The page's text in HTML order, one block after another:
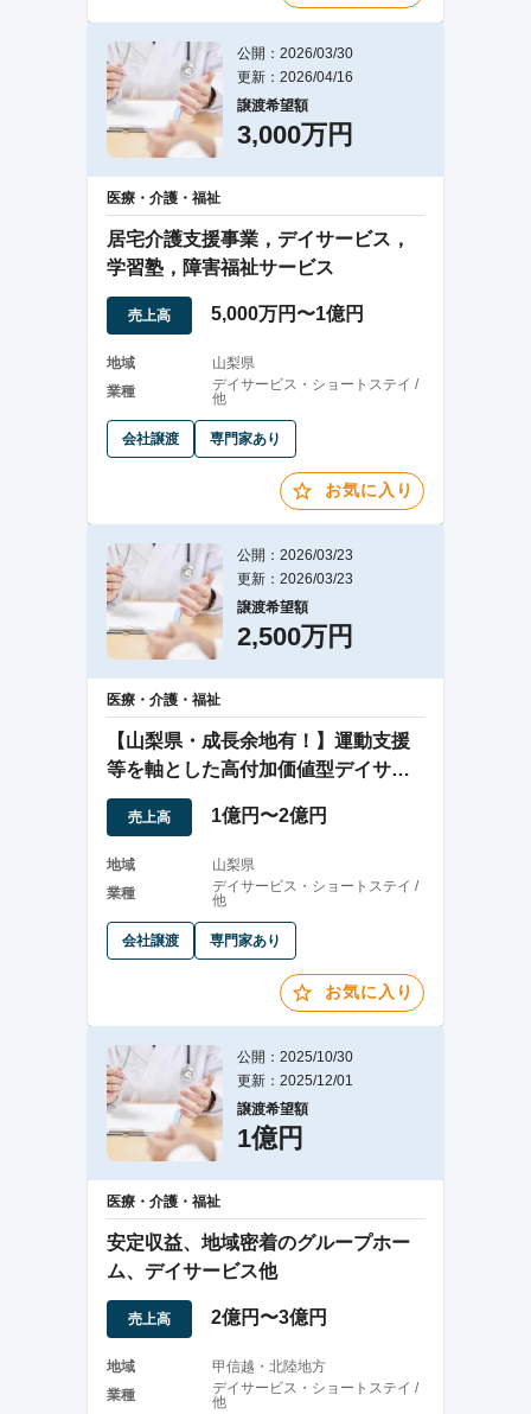
公開：2026/03/30
更新：2026/04/16
譲渡希望額
3,000万円
医療・介護・福祉
居宅介護支援事業，デイサービス，
学習塾，障害福祉サービス
売上高 5,000万円〜1億円
地域
山梨県
業種
デイサービス・ショートステイ /
他
会社譲渡 専門家あり
お気に入り
公開：2026/03/23
更新：2026/03/23
譲渡希望額
2,500万円
医療・介護・福祉
【山梨県・成長余地有！】運動支援
等を軸とした高付加価値型デイサー
ビス事業
売上高 1億円〜2億円
地域
山梨県
業種
デイサービス・ショートステイ /
他
会社譲渡 専門家あり
お気に入り
公開：2025/10/30
更新：2025/12/01
譲渡希望額
1億円
医療・介護・福祉
安定収益、地域密着のグループホー
ム、デイサービス他
売上高 2億円〜3億円
地域
甲信越・北陸地方
業種
デイサービス・ショートステイ /
他